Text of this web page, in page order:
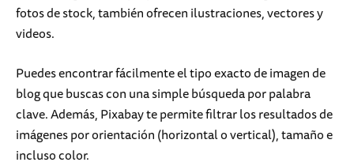
fotos de stock, también ofrecen ilustraciones, vectores y
videos.
Puedes encontrar fácilmente el tipo exacto de imagen de
blog que buscas con una simple búsqueda por palabra
clave. Además, Pixabay te permite filtrar los resultados de
imágenes por orientación (horizontal o vertical), tamaño e
incluso color.